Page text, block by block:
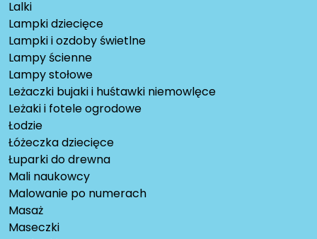
Lalki
Lampki dziecięce
Lampki i ozdoby świetlne
Lampy ścienne
Lampy stołowe
Leżaczki bujaki i huśtawki niemowlęce
Leżaki i fotele ogrodowe
Łodzie
Łóżeczka dziecięce
Łuparki do drewna
Mali naukowcy
Malowanie po numerach
Masaż
Maseczki